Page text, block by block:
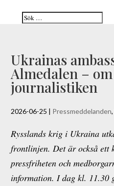
Ukrainas
Almedalen –
journalistiken
2026-06-25 | Pressmeddelanden
Rysslands krig i Ukraina
frontlinjen. Det är också ett
pressfriheten och
information. I dag kl. 11.30